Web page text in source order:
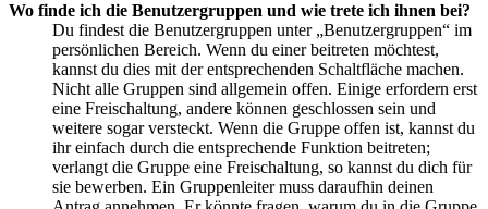
Wo finde ich die Benutzergruppen und wie trete ich ihnen bei?
Du findest die Benutzergruppen unter „Benutzergruppen“ im
persönlichen Bereich. Wenn du einer beitreten möchtest,
kannst du dies mit der entsprechenden Schaltfläche machen.
Nicht alle Gruppen sind allgemein offen. Einige erfordern erst
eine Freischaltung, andere können geschlossen sein und
weitere sogar versteckt. Wenn die Gruppe offen ist, kannst du
ihr einfach durch die entsprechende Funktion beitreten;
verlangt die Gruppe eine Freischaltung, so kannst du dich für
sie bewerben. Ein Gruppenleiter muss daraufhin deinen